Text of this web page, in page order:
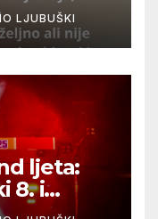
LJUBUŠKI
ljeta:
8. i